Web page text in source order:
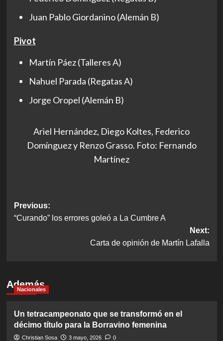
Juan Pablo Giordanino (Alemán B)
Pivot
Martín Páez (Talleres A)
Nahuel Parada (Regatas A)
Jorge Oropel (Alemán B)
Ariel Hernández, Diego Koltes, Federico
Domínguez y Renzo Grasso. Foto: Fernando
Martínez
Post
navigation
Previous:
“Curando” los errores goleó a La Cumbre A
Next:
Carta de opinión de Martín Lafalla
Además
Nacionales
Un tetracampeonato que se transformó en el
décimo título para la Borravino femenina
Christian Sosa 3 mayo, 2026
0